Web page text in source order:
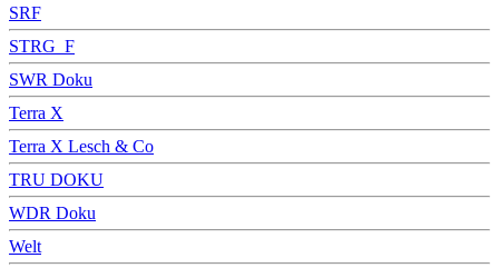
SRF
STRG_F
SWR Doku
Terra X
Terra X Lesch & Co
TRU DOKU
WDR Doku
Welt